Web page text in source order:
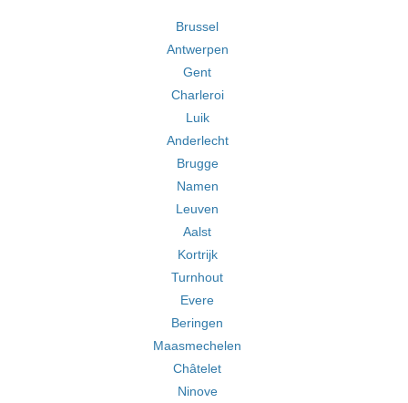
Brussel
Antwerpen
Gent
Charleroi
Luik
Anderlecht
Brugge
Namen
Leuven
Aalst
Kortrijk
Turnhout
Evere
Beringen
Maasmechelen
Châtelet
Ninove